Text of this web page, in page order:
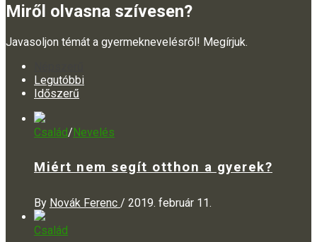
Miről olvasna szívesen?
Javasoljon témát a gyermeknevelésről! Megírjuk.
Legutóbbi
Időszerű
Család/Nevelés
Miért nem segít otthon a gyerek?
By Novák Ferenc / 2019. február 11.
Család